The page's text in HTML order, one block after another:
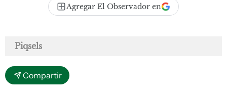
Agregar El Observador en
Piqsels
Compartir